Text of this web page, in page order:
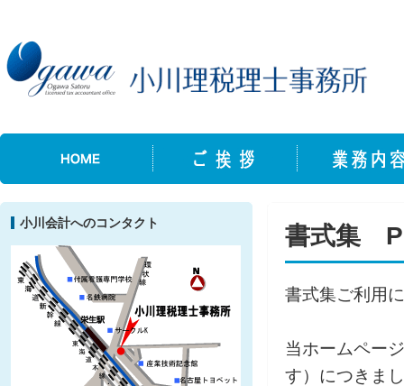
小川会計へのコンタクト 書式集
書式集ご利用
当ホームペー
す）につきま